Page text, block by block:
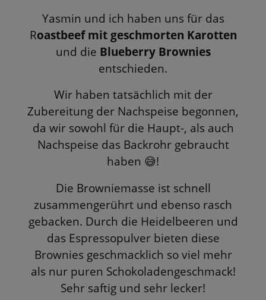
Yasmin und ich haben uns für das
Roastbeef mit geschmorten Karotten
und die Blueberry Brownies
entschieden.
Wir haben tatsächlich mit der
Zubereitung der Nachspeise begonnen,
da wir sowohl für die Haupt-, als auch
Nachspeise das Backrohr gebraucht
haben 😅!
Die Browniemasse ist schnell
zusammengerührt und ebenso rasch
gebacken. Durch die Heidelbeeren und
das Espressopulver bieten diese
Brownies geschmacklich so viel mehr
als nur puren Schokoladengeschmack!
Sehr saftig und sehr lecker!